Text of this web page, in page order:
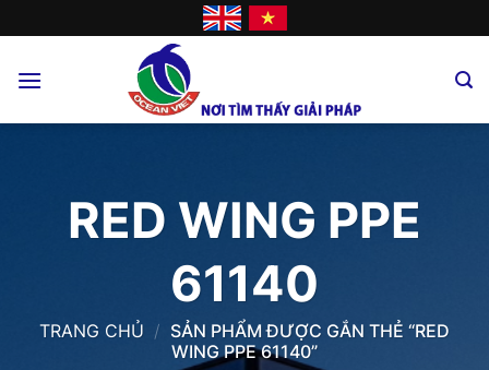
to
RED WING PPE
61140
TRANG CHỦ / SẢN PHẨM ĐƯỢC GẮN THẺ “RED
WING PPE 61140”